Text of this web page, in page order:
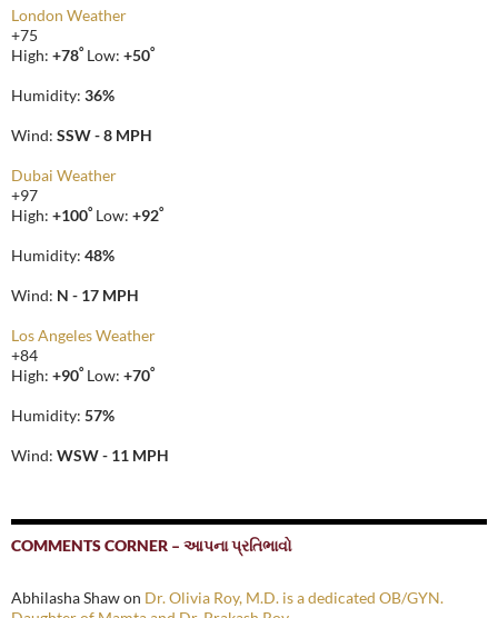
London Weather
+75
High: +78° Low: +50°
Humidity: 36%
Wind: SSW - 8 MPH
Dubai Weather
+97
High: +100° Low: +92°
Humidity: 48%
Wind: N - 17 MPH
Los Angeles Weather
+84
High: +90° Low: +70°
Humidity: 57%
Wind: WSW - 11 MPH
COMMENTS CORNER – આપના પ્રતિભાવો
Abhilasha Shawon Dr. Olivia Roy, M.D. is a dedicated OB/GYN.